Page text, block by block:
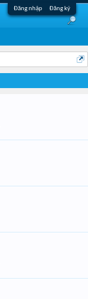
Đăng nhập Đăng ký